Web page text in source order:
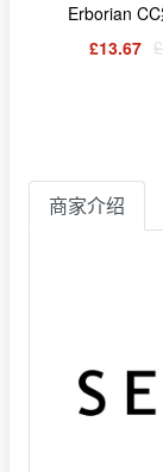
Erborian
£13.67
商家介绍